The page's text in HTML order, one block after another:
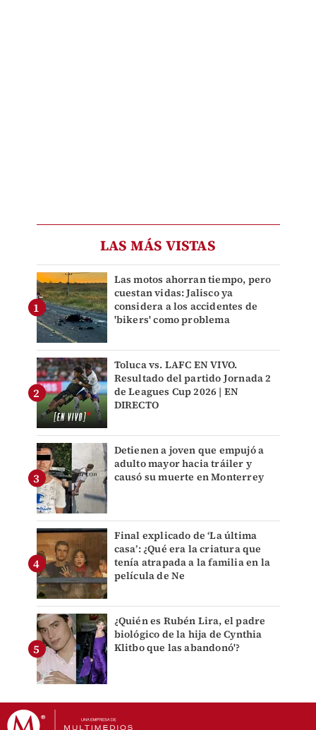
LAS MÁS VISTAS
Las motos ahorran tiempo, pero
cuestan vidas: Jalisco ya
considera a los accidentes de
'bikers' como problema
Toluca vs. LAFC EN VIVO.
Resultado del partido Jornada 2
de Leagues Cup 2026 | EN
DIRECTO
Detienen a joven que empujó a
adulto mayor hacia tráiler y
causó su muerte en Monterrey
Final explicado de ‘La última
casa’: ¿Qué era la criatura que
tenía atrapada a la familia en la
película de Ne
¿Quién es Rubén Lira, el padre
biológico de la hija de Cynthia
Klitbo que las abandonó'?